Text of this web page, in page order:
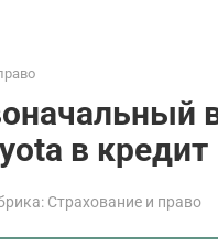
в кредит
Страхование и право